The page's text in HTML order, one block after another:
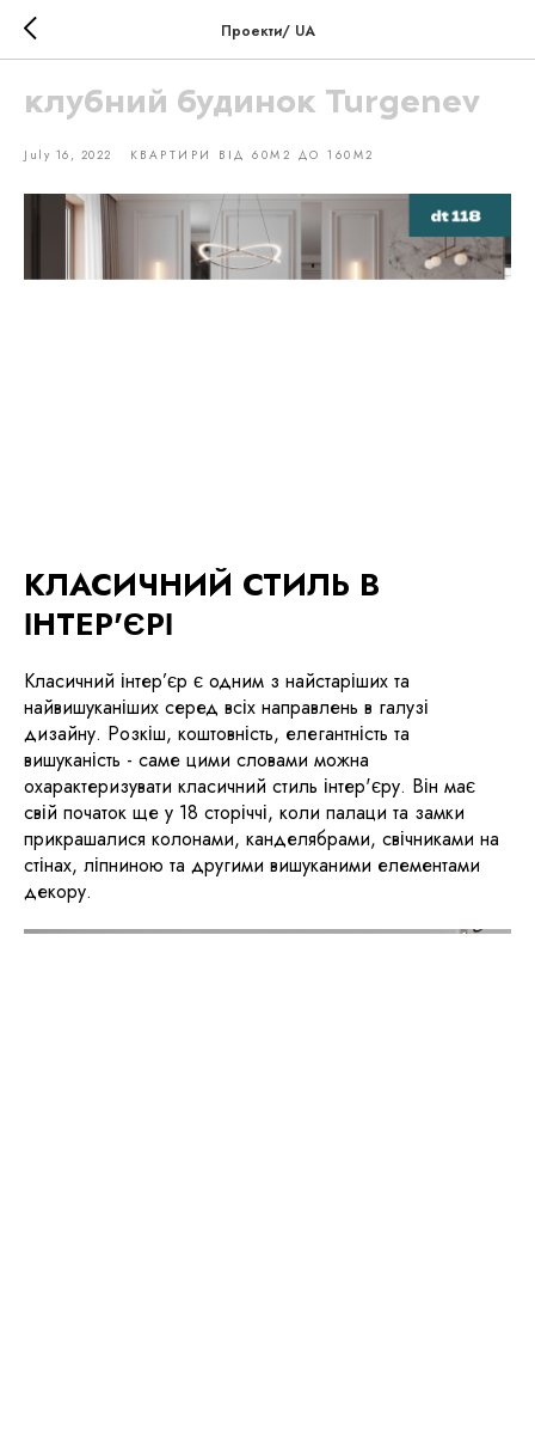
Проекти/ UA
клубний будинок Turgenev
July 16, 2022 КВАРТИРИ ВІД 60М2 ДО 160М2
КЛАСИЧНИЙ СТИЛЬ В
ІНТЕР'ЄРІ
Класичний інтер’єр є одним з найстаріших та
найвишуканіших серед всіх направлень в галузі
дизайну. Розкіш, коштовність, елегантність та
вишуканість - саме цими словами можна
охарактеризувати класичний стиль інтер'єру. Він має
свій початок ще у 18 сторіччі, коли палаци та замки
прикрашалися колонами, канделябрами, свічниками на
стінах, ліпниною та другими вишуканими елементами
декору.